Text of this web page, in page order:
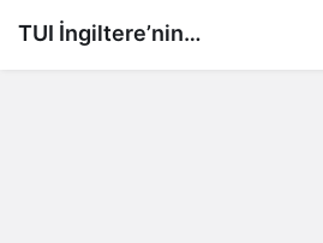
TUI İngiltere’nin